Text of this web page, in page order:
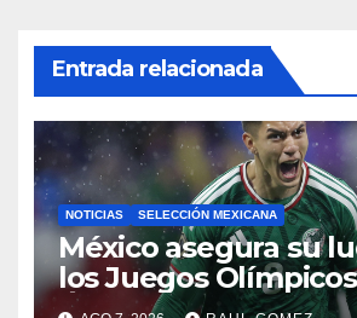
Entrada relacionada
NOTICIAS SELECCIÓN MEXICANA
México asegura su
los Juegos
Ángeles 2028